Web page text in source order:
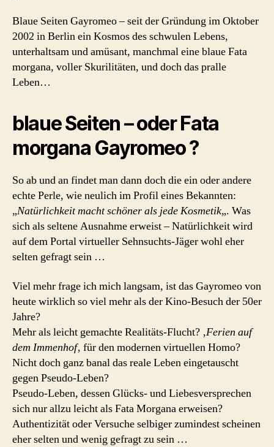
Blaue Seiten Gayromeo – seit der Gründung im Oktober
2002 in Berlin ein Kosmos des schwulen Lebens,
unterhaltsam und amüsant, manchmal eine blaue Fata
morgana, voller Skurilitäten, und doch das pralle
Leben…
blaue Seiten – oder Fata
morgana Gayromeo ?
So ab und an findet man dann doch die ein oder andere
echte Perle, wie neulich im Profil eines Bekannten:
„Natürlichkeit macht schöner als jede Kosmetik„. Was
sich als seltene Ausnahme erweist – Natürlichkeit wird
auf dem Portal virtueller Sehnsuchts-Jäger wohl eher
selten gefragt sein …
Viel mehr frage ich mich langsam, ist das Gayromeo von
heute wirklich so viel mehr als der Kino-Besuch der 50er
Jahre?
Mehr als leicht gemachte Realitäts-Flucht? ‚Ferien auf
dem Immenhof‚ für den modernen virtuellen Homo?
Nicht doch ganz banal das reale Leben eingetauscht
gegen Pseudo-Leben?
Pseudo-Leben, dessen Glücks- und Liebesversprechen
sich nur allzu leicht als Fata Morgana erweisen?
Authentizität oder Versuche selbiger zumindest scheinen
eher selten und wenig gefragt zu sein …